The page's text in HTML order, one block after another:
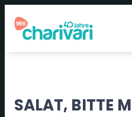
SALAT, BITTE